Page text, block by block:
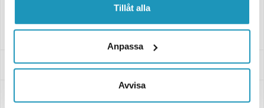
Tillåt alla
Anpassa
Avvisa
2xM5 skruvanslutning
Specifikationer